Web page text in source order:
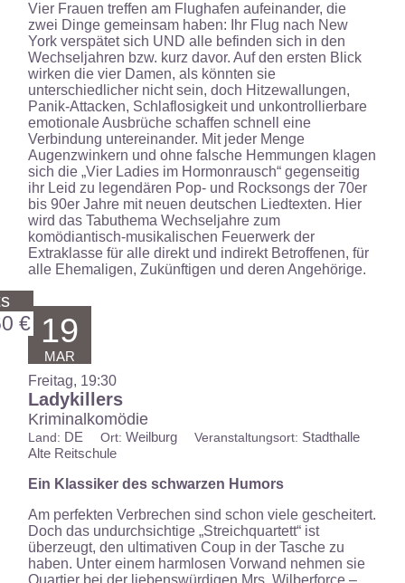
Vier Frauen treffen am Flughafen aufeinander, die
zwei Dinge gemeinsam haben: Ihr Flug nach New
York verspätet sich UND alle befinden sich in den
Wechseljahren bzw. kurz davor. Auf den ersten Blick
wirken die vier Damen, als könnten sie
unterschiedlicher nicht sein, doch Hitzewallungen,
Panik-Attacken, Schlaflosigkeit und unkontrollierbare
emotionale Ausbrüche schaffen schnell eine
Verbindung untereinander. Mit jeder Menge
Augenzwinkern und ohne falsche Hemmungen klagen
sich die „Vier Ladies im Hormonrausch“ gegenseitig
ihr Leid zu legendären Pop- und Rocksongs der 70er
bis 90er Jahre mit neuen deutschen Liedtexten. Hier
wird das Tabuthema Wechseljahre zum
komödiantisch-musikalischen Feuerwerk der
Extraklasse für alle direkt und indirekt Betroffenen, für
alle Ehemaligen, Zukünftigen und deren Angehörige.
19
MAR
Freitag, 19:30
Ladykillers
Kriminalkomödie
Land: DE Ort: Weilburg Veranstaltungsort: Stadthalle
Alte Reitschule
Ein Klassiker des schwarzen Humors
Am perfekten Verbrechen sind schon viele gescheitert.
Doch das undurchsichtige „Streichquartett“ ist
überzeugt, den ultimativen Coup in der Tasche zu
haben. Unter einem harmlosen Vorwand nehmen sie
€